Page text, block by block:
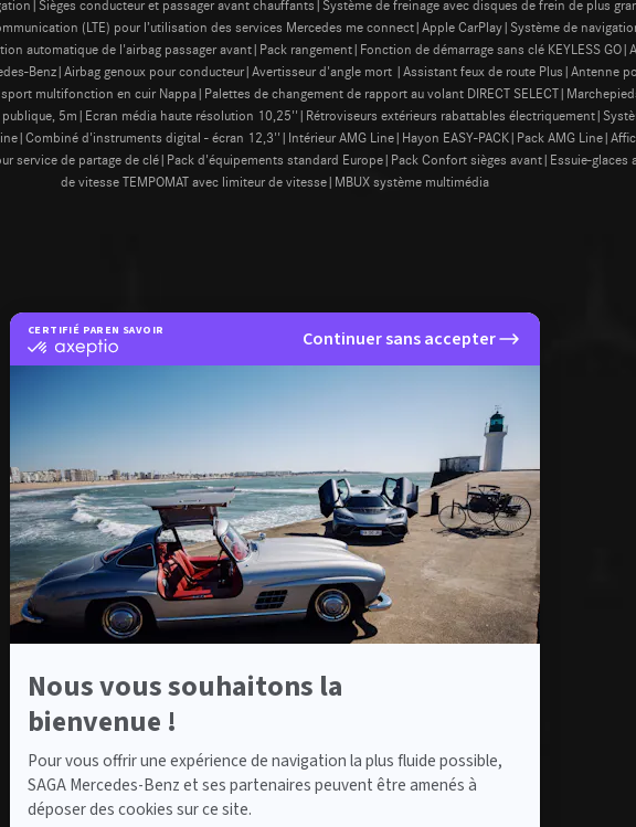
CERTIFIÉ PAR EN SAVOIR PLUS SUR
certifié
sur
Axeptio
Continuer sans accepter
Nous vous souhaitons la
bienvenue !
Pour vous offrir une expérience de navigation la plus fluide possible,
SAGA Mercedes-Benz et ses partenaires peuvent être amenés à
déposer des cookies sur ce site.
conducteur et passager avant chauffants|Système de freinage avec disques de frein de plus
(LTE) pour l’utilisation des services Mercedes me connect|Apple CarPlay|Système de
automatique de l'airbag passager avant|Pack rangement|Fonction de démarrage sans clé KEYLESS
Benz|Airbag genoux pour conducteur|Avertisseur d'angle mort |Assistant feux de route Plus|Antenne
multifonction en cuir Nappa|Palettes de changement de rapport au volant DIRECT
5m|Ecran média haute résolution 10,25''|Rétroviseurs extérieurs rabattables
d'instruments digital - écran 12,3''|Intérieur AMG Line|Hayon EASY-PACK|Pack AMG
service de partage de clé|Pack d'équipements standard Europe|Pack Confort sièges avant|Essuie-glaces
de vitesse TEMPOMAT avec limiteur de vitesse|MBUX système multimédia